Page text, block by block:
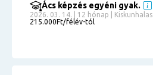
Ács képzés egyéni gyak.
2026. 03. 14. | 12 hónap | Kiskunhalas
215.000Ft/félév-tól